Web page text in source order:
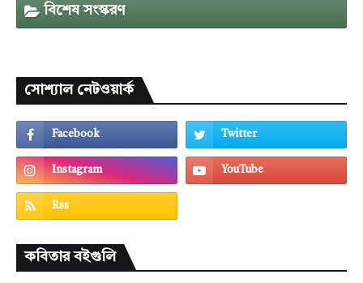
বিশেষ সংস্করণ
সোশ্যাল নেটওয়ার্ক
কবিতার বইগুলি